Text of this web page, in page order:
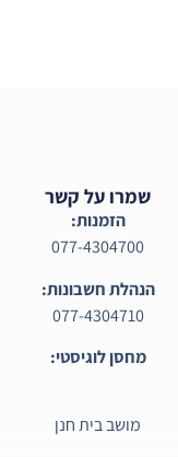
שמרו על קשר
הזמנות:
077-4304700
הנהלת חשבונות:
077-4304710
מחסן לוגיסטי:
מושב בית חנן